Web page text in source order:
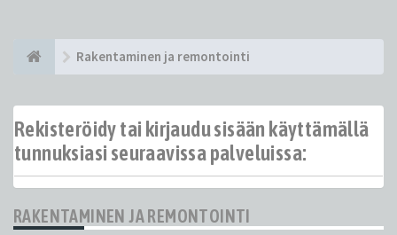
Rakentaminen ja remontointi
Rekisteröidy tai kirjaudu sisään käyttämällä
tunnuksiasi seuraavissa palveluissa:
RAKENTAMINEN JA REMONTOINTI